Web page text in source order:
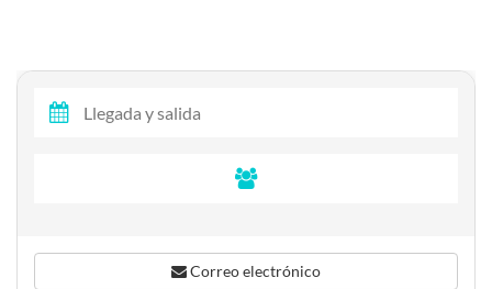
Correo electrónico